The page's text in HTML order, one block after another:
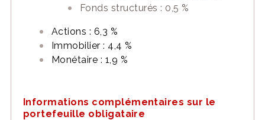
Fonds structurés : 0,5 %
Actions : 6,3 %
Immobilier : 4,4 %
Monétaire : 1,9 %
Informations complémentaires sur le
portefeuille obligataire